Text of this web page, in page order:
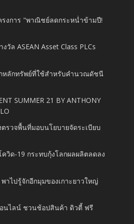
รงการ "พาณิชย์ลดกระหน่ำข้ามปี!
วัล ASEAN Asset Class PLCs
หลักทรัพย์ที่ใช้สำหรับคำนวณดัชนี
SUMMER 21 BY ANTHONY
ตรวจพื้นที่มอบนโยบายจัดระเบียบ
ควิด-19 กระทบกุ้งโลกผลผลิตลดลง
พาไปรู้จักอีกมุมของเกาะยาวใหญ่
อนไลน์ ชวนช้อปสินค้า ดิวตี้ ฟรี